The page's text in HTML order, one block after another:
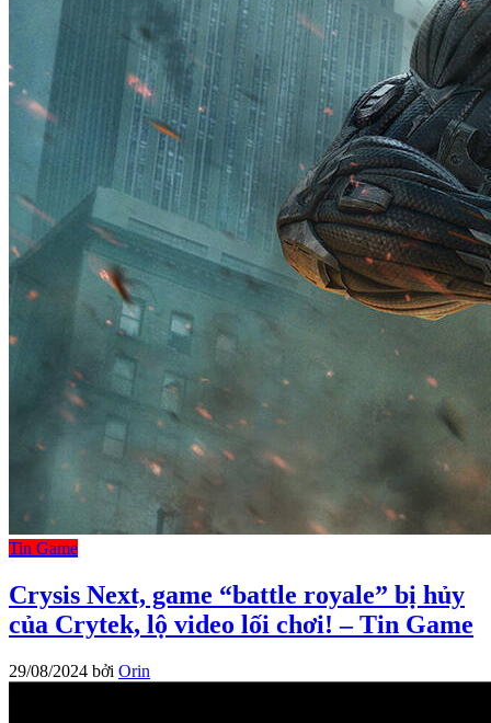
Tin Game
Crysis Next, game “battle royale” bị hủy
của Crytek, lộ video lối chơi! – Tin Game
29/08/2024 bởi Orin